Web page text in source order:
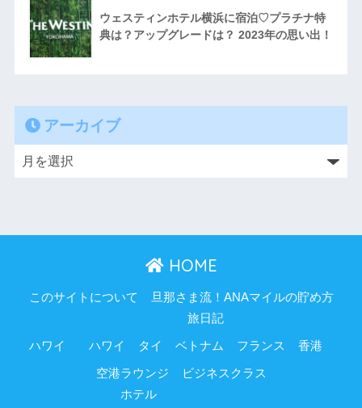
ウェスティンホテル横浜に宿泊♡プラチナ特
典は？アップグレードは？ 2023年の思い出！
アーカイブ
HOME
このサイトについて 旦那さま流！ANAマイルの貯め方
ハワイ
旅日記
ハワイ タイ ベトナム フランス 香港
空港ラウンジ
ビジネスクラス
ホテル